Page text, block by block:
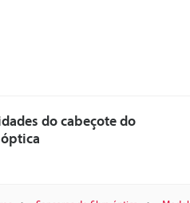
do cabeçote do